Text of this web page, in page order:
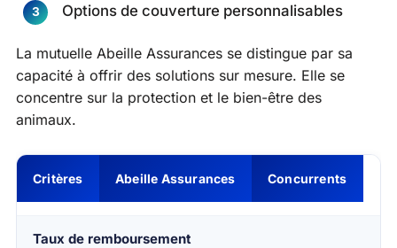
Options de couverture personnalisables
La mutuelle Abeille Assurances se distingue par sa
capacité à offrir des solutions sur mesure. Elle se
concentre sur la protection et le bien-être des
animaux.
Critères Abeille Assurances Concurrents
Taux de remboursement